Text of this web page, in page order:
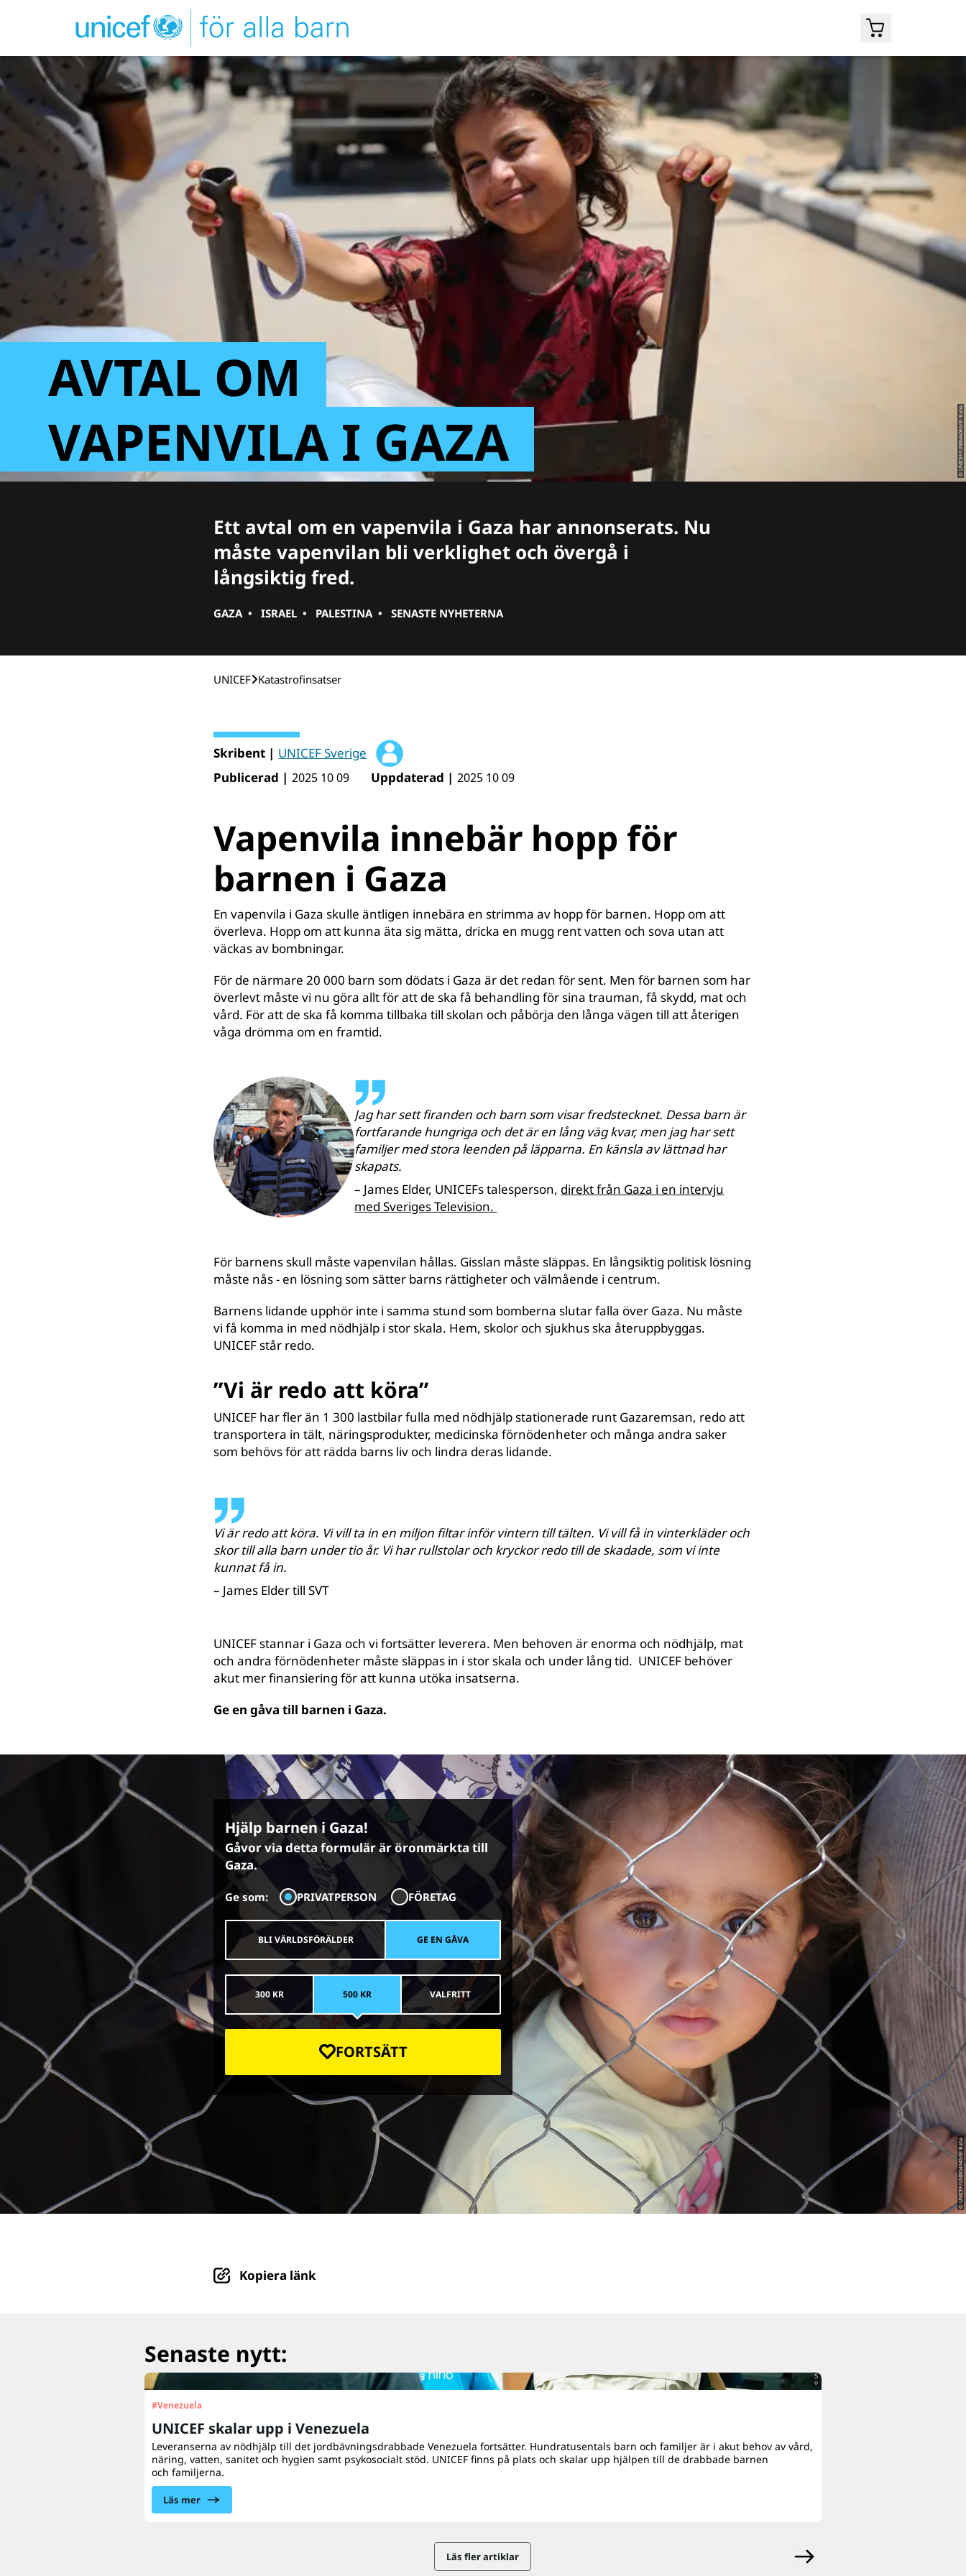
© UNICEF/UNI846065/El Baba
AVTAL OM
VAPENVILA I GAZA
Ett avtal om en vapenvila i Gaza har annonserats. Nu
måste vapenvilan bli verklighet och övergå i
långsiktig fred.
GAZA • ISRAEL • PALESTINA • SENASTE NYHETERNA
UNICEF Katastrofinsatser
Skribent | UNICEF Sverige
Publicerad | 2025 10 09 Uppdaterad | 2025 10 09
Vapenvila innebär hopp för
barnen i Gaza
En vapenvila i Gaza skulle äntligen innebära en strimma av hopp för barnen. Hopp om att
överleva. Hopp om att kunna äta sig mätta, dricka en mugg rent vatten och sova utan att
väckas av bombningar.
För de närmare 20 000 barn som dödats i Gaza är det redan för sent. Men för barnen som har
överlevt måste vi nu göra allt för att de ska få behandling för sina trauman, få skydd, mat och
vård. För att de ska få komma tillbaka till skolan och påbörja den långa vägen till att återigen
våga drömma om en framtid.
Jag har sett firanden och barn som visar fredstecknet. Dessa barn är
fortfarande hungriga och det är en lång väg kvar, men jag har sett
familjer med stora leenden på läpparna. En känsla av lättnad har
skapats.
– James Elder, UNICEFs talesperson, direkt från Gaza i en intervju
med Sveriges Television.
För barnens skull måste vapenvilan hållas. Gisslan måste släppas. En långsiktig politisk lösning
måste nås - en lösning som sätter barns rättigheter och välmående i centrum.
Barnens lidande upphör inte i samma stund som bomberna slutar falla över Gaza. Nu måste
vi få komma in med nödhjälp i stor skala. Hem, skolor och sjukhus ska återuppbyggas.
UNICEF står redo.
”Vi är redo att köra”
UNICEF har fler än 1 300 lastbilar fulla med nödhjälp stationerade runt Gazaremsan, redo att
transportera in tält, näringsprodukter, medicinska förnödenheter och många andra saker
som behövs för att rädda barns liv och lindra deras lidande.
Vi är redo att köra. Vi vill ta in en miljon filtar inför vintern till tälten. Vi vill få in vinterkläder och
skor till alla barn under tio år. Vi har rullstolar och kryckor redo till de skadade, som vi inte
kunnat få in.
– James Elder till SVT
UNICEF stannar i Gaza och vi fortsätter leverera. Men behoven är enorma och nödhjälp, mat
och andra förnödenheter måste släppas in i stor skala och under lång tid. UNICEF behöver
akut mer finansiering för att kunna utöka insatserna.
Ge en gåva till barnen i Gaza.
© UNICEF/UNI804945/El Baba
Hjälp barnen i Gaza!
Gåvor via detta formulär är öronmärkta till
Gaza.
Ge som: PRIVATPERSON FÖRETAG
BLI VÄRLDSFÖRÄLDER GE EN GÅVA
300 KR 500 KR VALFRITT
FORTSÄTT
Kopiera länk
Senaste nytt:
#Venezuela
UNICEF skalar upp i Venezuela
Leveranserna av nödhjälp till det jordbävningsdrabbade Venezuela fortsätter. Hundratusentals barn och familjer är i akut behov av vård,
näring, vatten, sanitet och hygien samt psykosocialt stöd. UNICEF finns på plats och skalar upp hjälpen till de drabbade barnen
och familjerna.
Läs mer
Läs fler artiklar